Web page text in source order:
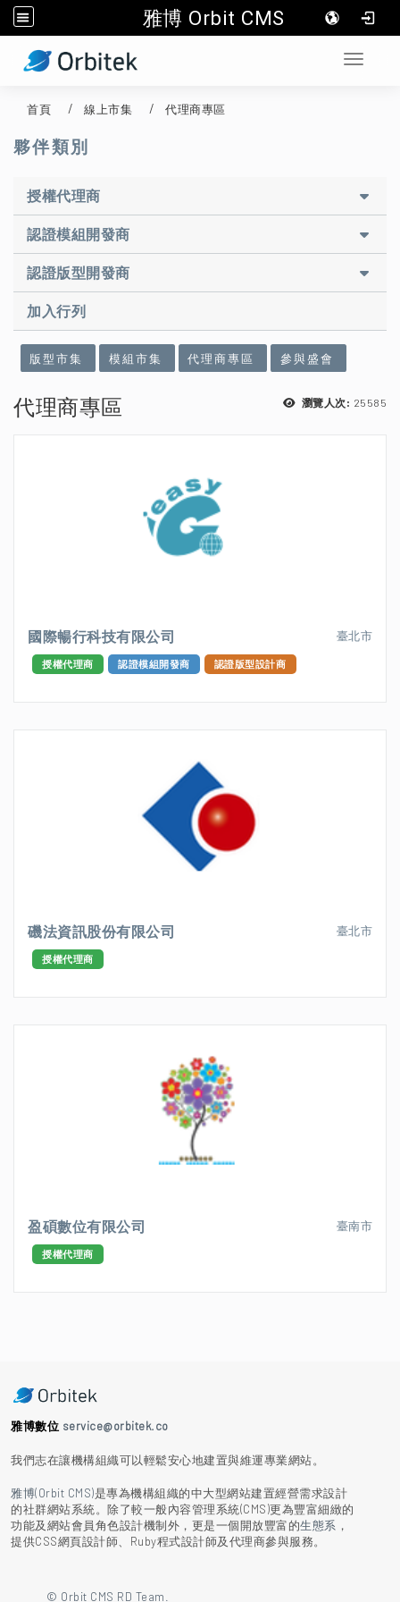
雅博 Orbit CMS
::: Toggle
首頁 線上市集 代理商專區
夥伴類別
授權代理商
認證模組開發商
認證版型開發商
加入行列
:::
版型市集 模組市集 代理商專區 參與盛會
瀏覽人次: 25585
代理商專區
國際暢行科技有限公司 臺北市
授權代理商 認證模組開發商 認證版型設計商
磯法資訊股份有限公司 臺北市
授權代理商
盈碩數位有限公司 臺南市
授權代理商
雅博數位 service@orbitek.co
我們志在讓機構組織可以輕鬆安心地建置與維運專業網站。
雅博(Orbit CMS)是專為機構組織的中大型網站建置經營需求設計
的社群網站系統。除了較一般內容管理系統(CMS)更為豐富細緻的
功能及網站會員角色設計機制外，更是一個開放豐富的生態系 ，
提供CSS網頁設計師、Ruby程式設計師及代理商參與服務。
© Orbit CMS RD Team.